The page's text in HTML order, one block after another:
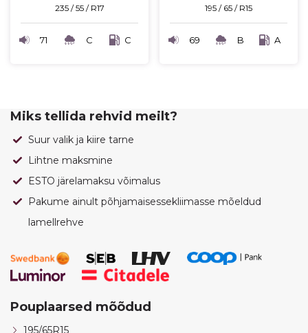
235 / 55 / R17
71 C C
195 / 65 / R15
69 B A
Miks tellida rehvid meilt?
Suur valik ja kiire tarne
Lihtne maksmine
ESTO järelamaksu võimalus
Pakume ainult põhjamaisessekliimasse mõeldud
lamellrehve
Pouplaarsed mõõdud
195/65R15